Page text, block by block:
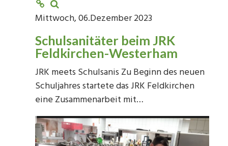
Mittwoch, 06.Dezember 2023
Schulsanitäter beim JRK
Feldkirchen-Westerham
JRK meets Schulsanis Zu Beginn des neuen
Schuljahres startete das JRK Feldkirchen
eine Zusammenarbeit mit…